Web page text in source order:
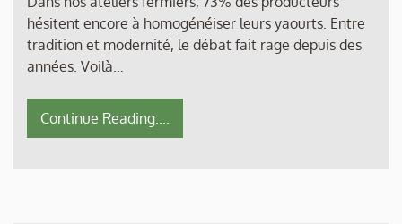
hésitent encore à homogénéiser leurs yaourts. Entre
tradition et modernité, le débat fait rage depuis des
années. Voilà…
Continue Reading....